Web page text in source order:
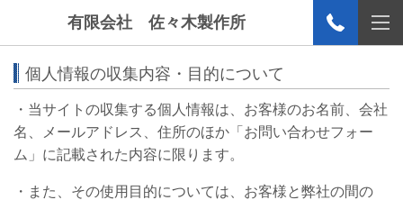
有限会社 佐々木製作所
個人情報の収集内容・目的について
・当サイトの収集する個人情報は、お客様のお名前、会社
名、メールアドレス、住所のほか「お問い合わせフォー
ム」に記載された内容に限ります。
・また、その使用目的については、お客様と弊社の間の